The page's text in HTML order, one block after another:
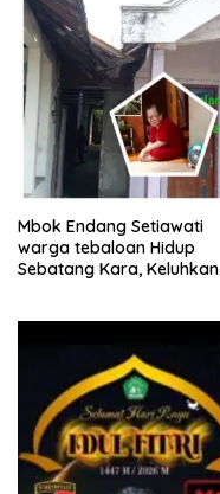
Mbok Endang Setiawati
warga tebaloan Hidup
Sebatang Kara, Keluhkan